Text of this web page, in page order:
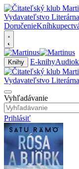
Doručenie
Knihy E-knihy
Vyhľadávanie
Prihlásiť